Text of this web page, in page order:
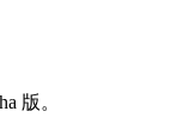
版。